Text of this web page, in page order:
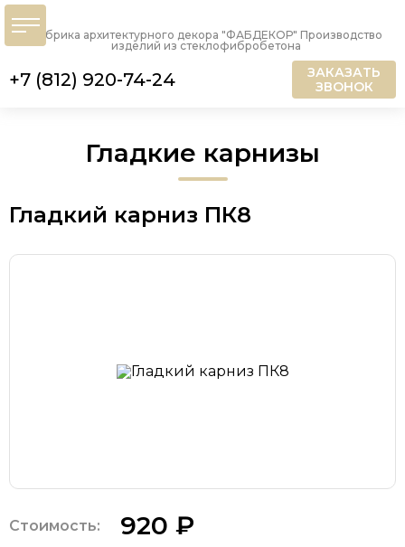
Фабрика архитектурного декора "ФАБДЕКОР" Производство
изделий из стеклофибробетона
+7 (812) 920-74-24
ЗАКАЗАТЬ
ЗВОНОК
Гладкие карнизы
Гладкий карниз ПК8
Стоимость: 920 ₽